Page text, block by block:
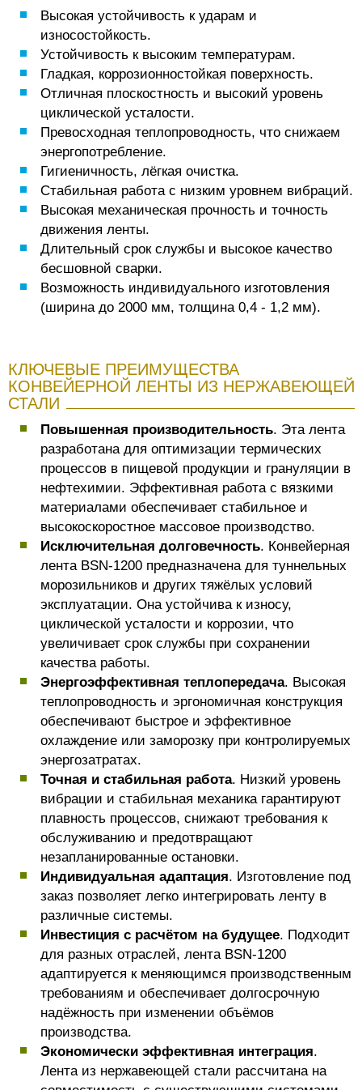
Высокая устойчивость к ударам и
износостойкость.
Устойчивость к высоким температурам.
Гладкая, коррозионностойкая поверхность.
Отличная плоскостность и высокий уровень
циклической усталости.
Превосходная теплопроводность, что снижаем
энергопотребление.
Гигиеничность, лёгкая очистка.
Стабильная работа с низким уровнем вибраций.
Высокая механическая прочность и точность
движения ленты.
Длительный срок службы и высокое качество
бесшовной сварки.
Возможность индивидуального изготовления
(ширина до 2000 мм, толщина 0,4 - 1,2 мм).
КЛЮЧЕВЫЕ ПРЕИМУЩЕСТВА
КОНВЕЙЕРНОЙ ЛЕНТЫ ИЗ НЕРЖАВЕЮЩЕЙ
СТАЛИ
Повышенная производительность. Эта лента
разработана для оптимизации термических
процессов в пищевой продукции и грануляции в
нефтехимии. Эффективная работа с вязкими
материалами обеспечивает стабильное и
высокоскоростное массовое производство.
Исключительная долговечность. Конвейерная
лента BSN-1200 предназначена для туннельных
морозильников и других тяжёлых условий
эксплуатации. Она устойчива к износу,
циклической усталости и коррозии, что
увеличивает срок службы при сохранении
качества работы.
Энергоэффективная теплопередача. Высокая
теплопроводность и эргономичная конструкция
обеспечивают быстрое и эффективное
охлаждение или заморозку при контролируемых
энергозатратах.
Точная и стабильная работа. Низкий уровень
вибрации и стабильная механика гарантируют
плавность процессов, снижают требования к
обслуживанию и предотвращают
незапланированные остановки.
Индивидуальная адаптация. Изготовление под
заказ позволяет легко интегрировать ленту в
различные системы.
Инвестиция с расчётом на будущее. Подходит
для разных отраслей, лента BSN-1200
адаптируется к меняющимся производственным
требованиям и обеспечивает долгосрочную
надёжность при изменении объёмов
производства.
Экономически эффективная интеграция.
Лента из нержавеющей стали рассчитана на